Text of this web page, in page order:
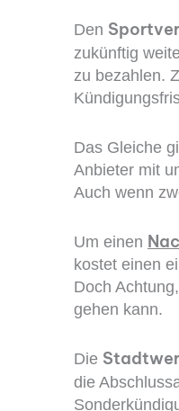
Den
zukünftig
zu bezahlen.
Das Gleiche
Anbieter mit
Auch wenn
Um einen
kostet einen
Doch
gehen kann.
Die
die